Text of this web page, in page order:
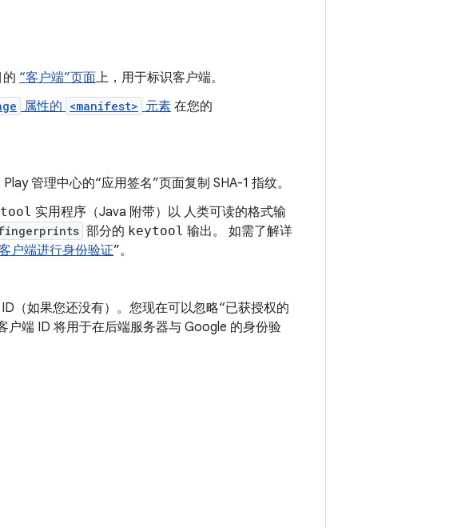
“客户端”页面上，用于标识客户端。
属性的 <manifest> 元素 在您的
Play 管理中心的“应用签名”页面复制 SHA-1 指纹。
实用程序（Java 附带）以 人类可读的格式输
部分的 keytool 输出。 如需了解详
户端进行身份验证”。
（如果您还没有）。您现在可以忽略“已获授权的
户端 ID 将用于在后端服务器与 Google 的身份验